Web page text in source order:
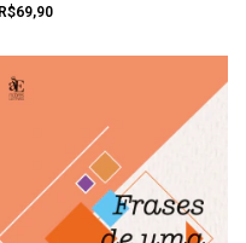
R$69,90